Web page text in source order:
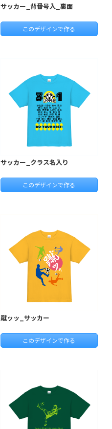
サッカー_背番号入_裏面
このデザインで作る
サッカー_クラス名入り
このデザインで作る
蹴ッッ_サッカー
このデザインで作る